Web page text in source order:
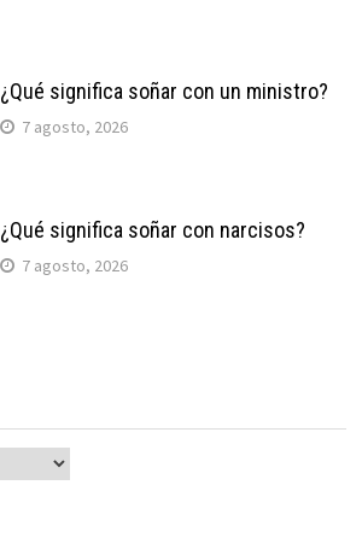
¿Qué significa soñar con un ministro?
7 agosto, 2026
¿Qué significa soñar con narcisos?
7 agosto, 2026